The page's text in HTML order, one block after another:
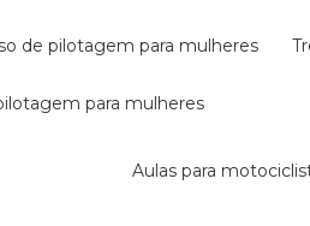
de pilotagem para mulheres
para mulheres
aulas para